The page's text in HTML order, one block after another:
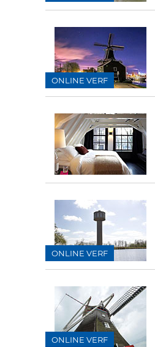
ONLINE VERF
ONLINE VERF
ONLINE VERF